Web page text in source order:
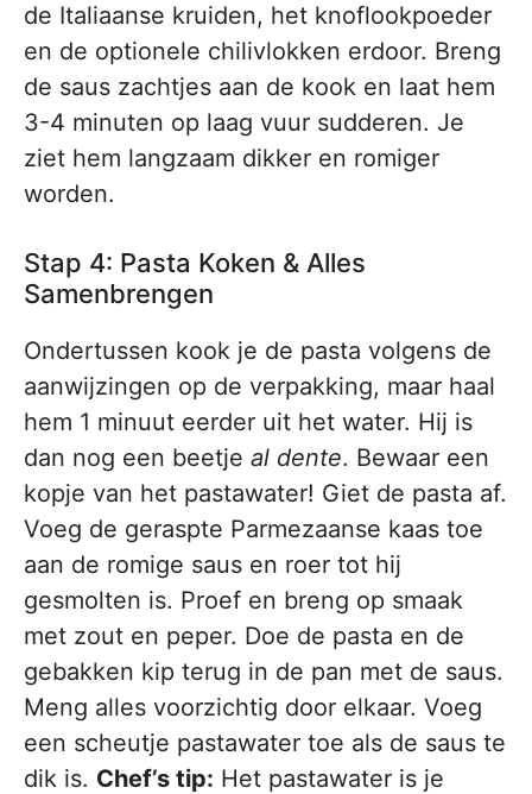
de Italiaanse kruiden, het knoflookpoeder
en de optionele chilivlokken erdoor. Breng
de saus zachtjes aan de kook en laat hem
3-4 minuten op laag vuur sudderen. Je
ziet hem langzaam dikker en romiger
worden.
Stap 4: Pasta Koken & Alles
Samenbrengen
Ondertussen kook je de pasta volgens de
aanwijzingen op de verpakking, maar haal
hem 1 minuut eerder uit het water. Hij is
dan nog een beetje al dente. Bewaar een
kopje van het pastawater! Giet de pasta af.
Voeg de geraspte Parmezaanse kaas toe
aan de romige saus en roer tot hij
gesmolten is. Proef en breng op smaak
met zout en peper. Doe de pasta en de
gebakken kip terug in de pan met de saus.
Meng alles voorzichtig door elkaar. Voeg
een scheutje pastawater toe als de saus te
dik is. Chef’s tip: Het pastawater is je